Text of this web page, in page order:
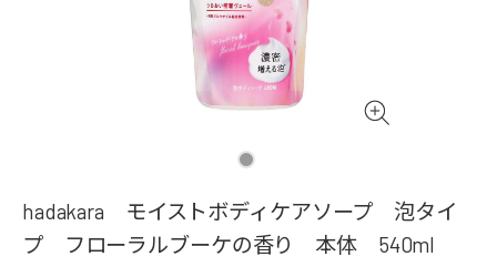
hadakara モイストボディケアソープ 泡タイ
プ フローラルブーケの香り 本体 540ml